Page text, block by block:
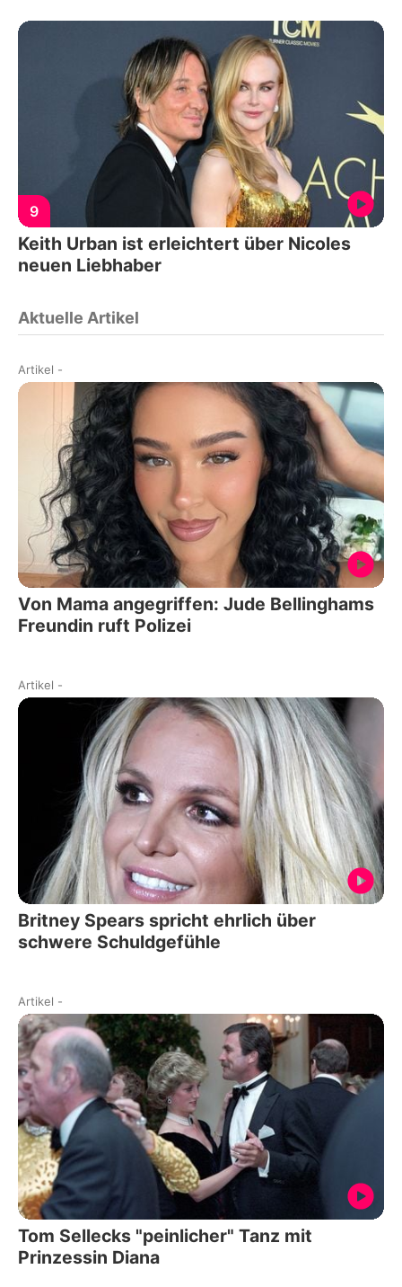
9
Keith Urban ist erleichtert über Nicoles
neuen Liebhaber
Aktuelle Artikel
Artikel -
Von Mama angegriffen: Jude Bellinghams
Freundin ruft Polizei
Artikel -
Britney Spears spricht ehrlich über
schwere Schuldgefühle
Artikel -
Tom Sellecks "peinlicher" Tanz mit
Prinzessin Diana